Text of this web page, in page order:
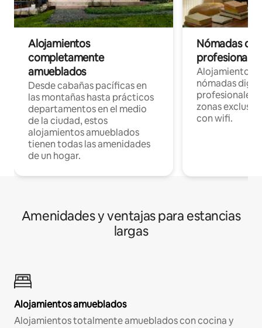
Alojamientos
completamente
amueblados
Desde cabañas pacíficas en
las montañas hasta prácticos
departamentos en el medio
de la ciudad, estos
alojamientos amueblados
tienen todas las amenidades
de un hogar.
Nómadas
Alojamientos
nómadas
profesionales
zonas
con wifi.
Amenidades y ventajas para estancias
largas
Alojamientos amueblados
Alojamientos totalmente amueblados con cocina y